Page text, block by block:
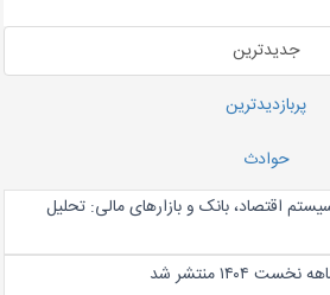
جدیدترین
پربازدیدترین
حوادث
اقتصاد، بانک و بازارهای مالی: تحلیل
منتشر شد